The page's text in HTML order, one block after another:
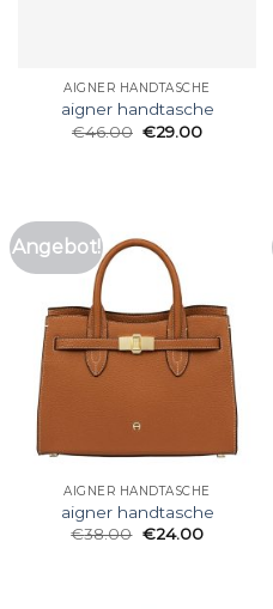
AIGNER HANDTASCHE
aigner handtasche
€46.00 €29.00
Angebot!
AIGNER HANDTASCHE
aigner handtasche
€38.00 €24.00